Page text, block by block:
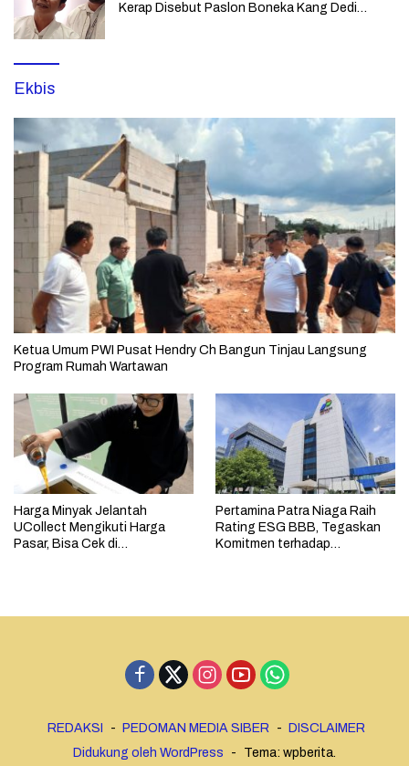
Kerap Disebut Paslon Boneka Kang Dedi
Ekbis
Ketua Umum PWI Pusat Hendry Ch Bangun Tinjau Langsung
Program Rumah Wartawan
Harga Minyak Jelantah
UCollect Mengikuti Harga
Pasar, Bisa Cek di
Pertamina Patra Niaga Raih
Rating ESG BBB, Tegaskan
Komitmen terhadap
REDAKSI PEDOMAN MEDIA SIBER
DISCLAIMER
Didukung oleh WordPress
- Tema: wpberita.